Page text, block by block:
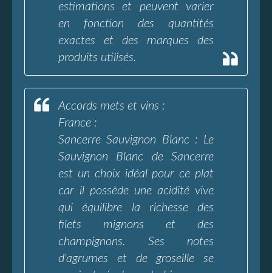
estimations et peuvent varier
en fonction des quantités
exactes et des marques des
produits utilisés.
Accords mets et vins :
France :
Sancerre Sauvignon Blanc : Le
Sauvignon Blanc de Sancerre
est un choix idéal pour ce plat
car il possède une acidité vive
qui équilibre la richesse des
filets mignons et des
champignons. Ses notes
d'agrumes et de groseille se